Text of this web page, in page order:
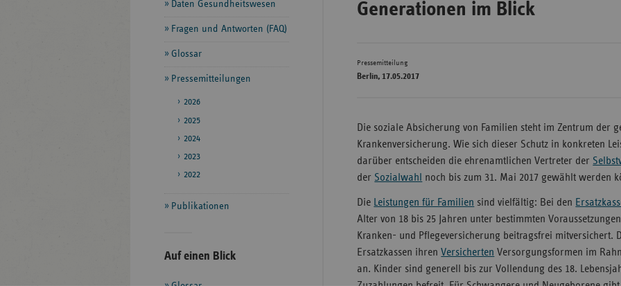
Hessen
Generationen im Blick
Pressemitteilung
Berlin, 17.05.2017
Die soziale Absicherung von Familien steht im Zentrum der
Krankenversicherung. Wie sich dieser Schutz in konkreten
darüber entscheiden die ehrenamtlichen Vertreter der
der Sozialwahl noch bis zum 31. Mai 2017 gewählt werden
Die Leistungen für Familien sind vielfältig: Bei den
Alter von 18 bis 25 Jahren unter bestimmten
Kranken- und Pflegeversicherung beitragsfrei mitversichert.
Ersatzkassen ihrenVersicherten Versorgungsformen im
an. Kinder sind generell bis zur Vollendung des 18.
Daten Gesundheitswesen
Fragen und Antworten (FAQ)
Glossar
Pressemitteilungen
2026
2025
2024
2023
2022
Publikationen
Seitenleiste
Auf einen Blick